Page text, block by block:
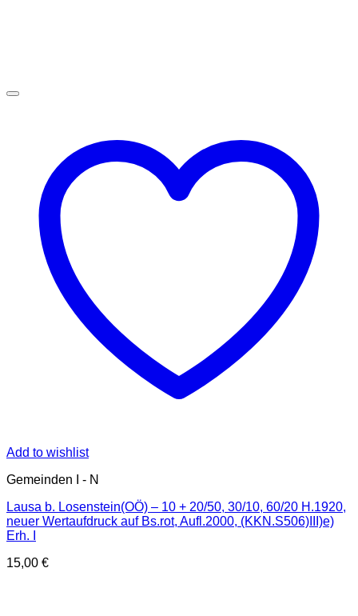
Add to wishlist
Gemeinden I - N
Lausa b. Losenstein(OÖ) – 10 + 20/50, 30/10, 60/20 H.1920,
neuer Wertaufdruck auf Bs.rot, Aufl.2000, (KKN.S506)III)e)
Erh. I
15,00 €